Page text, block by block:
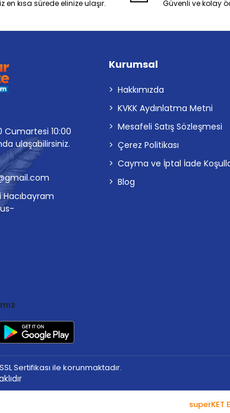
en kısa sürede elinize ulaşır. Güvenli ve kolay
Cumartesi 10:00
ulaşabilirsiniz.
Kurumsal
Hakkımızda
KVKK Aydınlatma Metni
Mesafeli Satış Sözleşmesi
Çerez Politikası
Cayma ve İptal İade
Blog
Sertifikası ile korunmaktadır.